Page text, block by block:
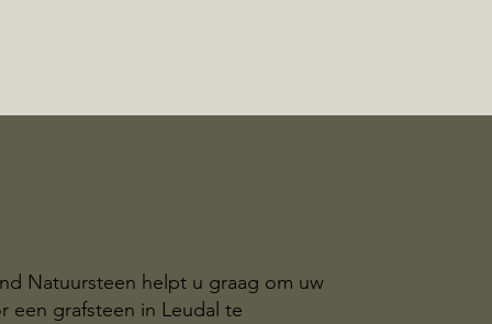
Natuursteen helpt u graag om uw
een grafsteen in Leudal te